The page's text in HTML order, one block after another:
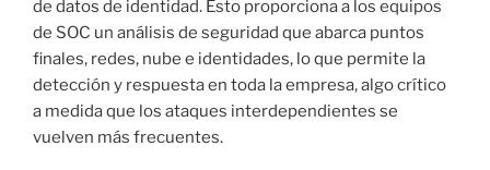
de datos de identidad. Esto proporciona a los equipos
de SOC un análisis de seguridad que abarca puntos
finales, redes, nube e identidades, lo que permite la
detección y respuesta en toda la empresa, algo crítico
a medida que los ataques interdependientes se
vuelven más frecuentes.